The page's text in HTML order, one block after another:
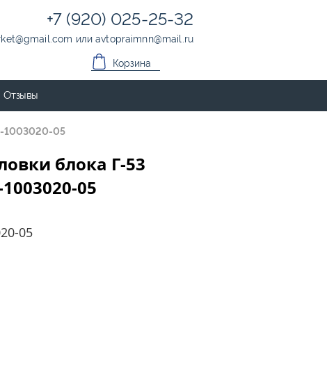
1003020-05
блока Г-53
05
05
+7 (920) 025-25-32
@gmail.com илиavtopraimnn@mail.ru
Корзина
Отзывы